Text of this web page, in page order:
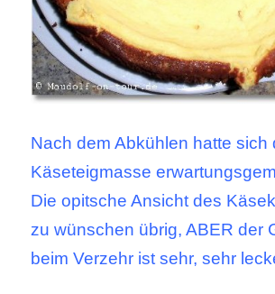
Nach dem Abkühlen hatte sich
Käseteigmasse
Die opitsche Ansicht des
zu wünschen übrig, ABER der
beim Verzehr ist sehr, sehr